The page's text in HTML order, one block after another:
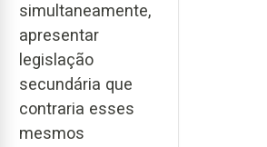
simultaneamente,
apresentar
legislação
secundária que
contraria esses
mesmos